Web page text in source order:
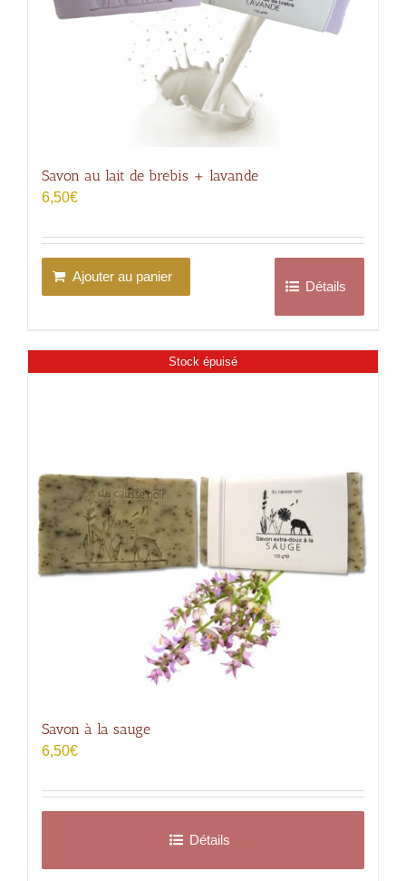
Savon au lait de brebis + lavande
6,50€
Ajouter au panier
Détails
Stock épuisé
Savon à la sauge
6,50€
Détails